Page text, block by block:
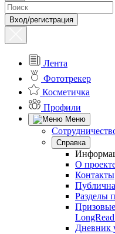
Вход/регистрация
Лента
Фототрекер
Косметичка
Профили
Меню
Справка
О
Контакты
Разделы
Дневник